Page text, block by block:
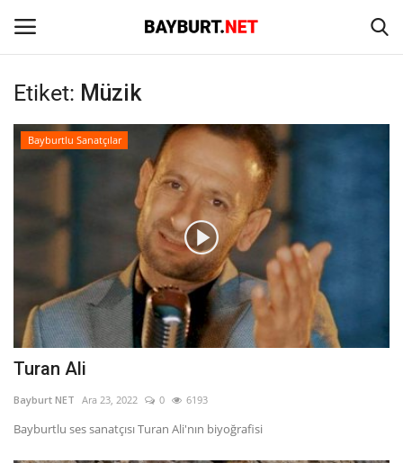
Giriş
Anasayfa
İletişim
Haber
Keşfet
Fotoğraf
Etiket: Müzik
Bayburtlu Sanatçılar
Turan Ali
Bayburt NET Ara 23, 2022 0 6193
Bayburtlu ses sanatçısı Turan Ali'nın biyoğrafisi